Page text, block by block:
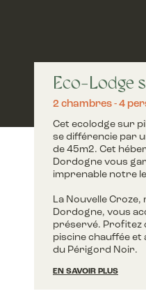
Eco-Lodge
2 chambres
4
Cet ecolodge sur
se différencie par
de 45m2. Cet
Dordogne vous
imprenable notre
La Nouvelle
Dordogne, vous
préservé. Profitez
piscine chauffée
du Périgord Noir.
EN SAVOIR PLUS